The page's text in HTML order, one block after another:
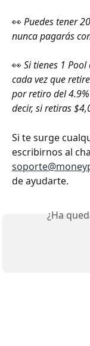
👀 Puedes tener
nunca pagarás
👀 Si tienes 1
cada vez que
por retiro del
decir, si retiras
Si te surge
escribirnos al
de ayudarte.
¿Ha